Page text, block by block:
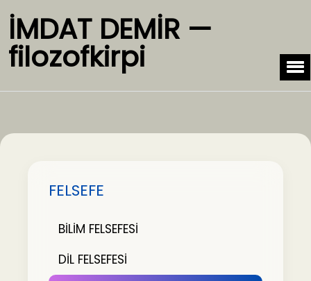
İMDAT DEMİR —
filozofkirpi
FELSEFE
BİLİM FELSEFESİ
DİL FELSEFESİ